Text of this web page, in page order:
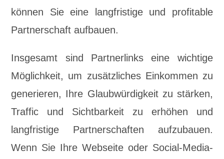
können Sie eine langfristige und profitable
Partnerschaft aufbauen.
Insgesamt sind Partnerlinks eine wichtige
Möglichkeit, um zusätzliches Einkommen zu
generieren, Ihre Glaubwürdigkeit zu stärken,
Traffic und Sichtbarkeit zu erhöhen und
langfristige Partnerschaften aufzubauen.
Wenn Sie Ihre Webseite oder Social-Media-